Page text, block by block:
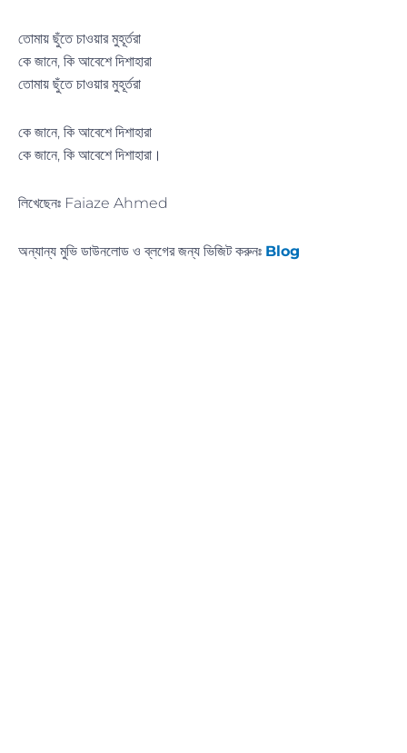
তোমায় ছুঁতে চাওয়ার মুহূর্তরা
কে জানে, কি আবেশে দিশাহারা
তোমায় ছুঁতে চাওয়ার মুহূর্তরা
কে জানে, কি আবেশে দিশাহারা
কে জানে, কি আবেশে দিশাহারা।
লিখেছেনঃ Faiaze Ahmed
অন্যান্য মুভি ডাউনলোড ও ব্লগের জন্য ভিজিট করুনঃ Blog